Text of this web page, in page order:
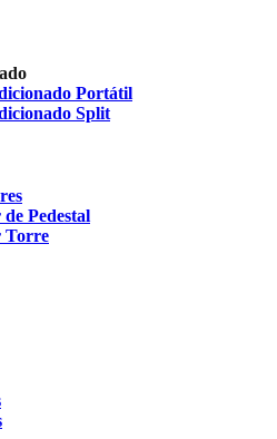
Portátil
Split
Pedestal
Torre